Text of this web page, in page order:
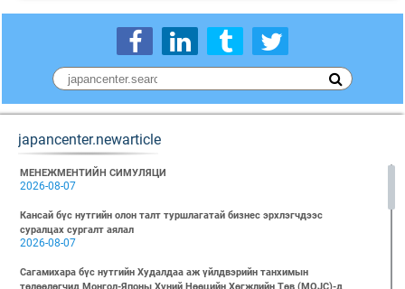
japancenter.newarticle
МЕНЕЖМЕНТИЙН СИМУЛЯЦИ
2026-08-07
Кансай бүс нутгийн олон талт туршлагатай бизнес эрхлэгчдээс
суралцах сургалт аялал
2026-08-07
Сагамихара бүс нутгийн Худалдаа аж үйлдвэрийн танхимын
төлөөлөгчид Монгол-Японы Хүний Нөөцийн Хөгжлийн Төв (MOJC)-д